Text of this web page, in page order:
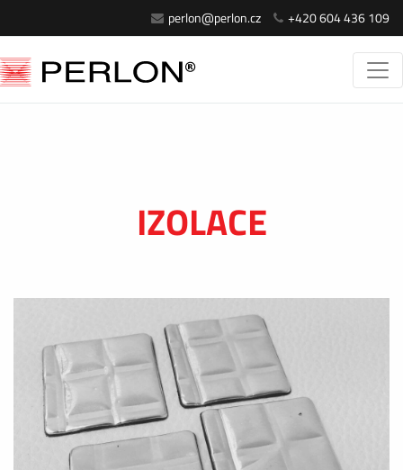
perlon@perlon.cz +420 604 436 109
IZOLACE